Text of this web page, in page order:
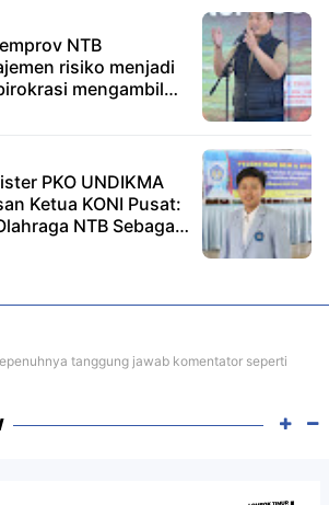
NTB
risiko menjadi
mengambil
PKO UNDIKMA
Ketua KONI Pusat:
NTB Sebagai
Sesaat
tanggung jawab komentator seperti